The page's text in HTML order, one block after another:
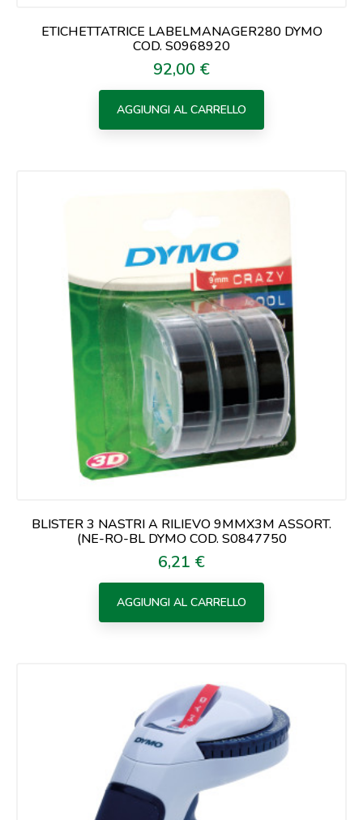
ETICHETTATRICE LABELMANAGER280 DYMO
COD. S0968920
Prezzo
92,00 €
AGGIUNGI AL CARRELLO
BLISTER 3 NASTRI A RILIEVO 9MMX3M ASSORT.
(NE-RO-BL DYMO COD. S0847750
Prezzo
6,21 €
AGGIUNGI AL CARRELLO